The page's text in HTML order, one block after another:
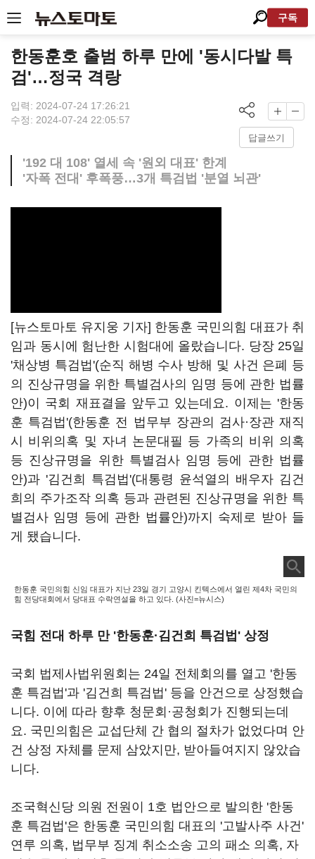
구독
한동훈호 출범 하루 만에 '동시다발 특
검'…정국 격랑
입력: 2024-07-24 17:26:21
수정: 2024-07-24 22:05:57
답글쓰기
'192 대 108' 열세 속 '원외 대표' 한계
'자폭 전대' 후폭풍…3개 특검법 '분열 뇌관'
[뉴스토마토 유지웅 기자] 한동훈 국민의힘 대표가 취
임과 동시에 험난한 시험대에 올랐습니다. 당장 25일
'채상병 특검법'(순직 해병 수사 방해 및 사건 은폐 등
의 진상규명을 위한 특별검사의 임명 등에 관한 법률
안)이 국회 재표결을 앞두고 있는데요. 이제는 '한동
훈 특검법'(한동훈 전 법무부 장관의 검사·장관 재직
시 비위의혹 및 자녀 논문대필 등 가족의 비위 의혹
등 진상규명을 위한 특별검사 임명 등에 관한 법률
안)과 '김건희 특검법'(대통령 윤석열의 배우자 김건
희의 주가조작 의혹 등과 관련된 진상규명을 위한 특
별검사 임명 등에 관한 법률안)까지 숙제로 받아 들
게 됐습니다.
한동훈 국민의힘 신임 대표가 지난 23일 경기 고양시 킨텍스에서 열린 제4차 국민의
힘 전당대회에서 당대표 수락연설을 하고 있다. (사진=뉴시스)
국힘 전대 하루 만 '한동훈·김건희 특검법' 상정
국회 법제사법위원회는 24일 전체회의를 열고 '한동
훈 특검법'과 '김건희 특검법' 등을 안건으로 상정했습
니다. 이에 따라 향후 청문회·공청회가 진행되는데
요. 국민의힘은 교섭단체 간 협의 절차가 없었다며 안
건 상정 자체를 문제 삼았지만, 받아들여지지 않았습
니다.
조국혁신당 의원 전원이 1호 법안으로 발의한 '한동
훈 특검법'은 한동훈 국민의힘 대표의 '고발사주 사건'
연루 의혹, 법무부 징계 취소소송 고의 패소 의혹, 자